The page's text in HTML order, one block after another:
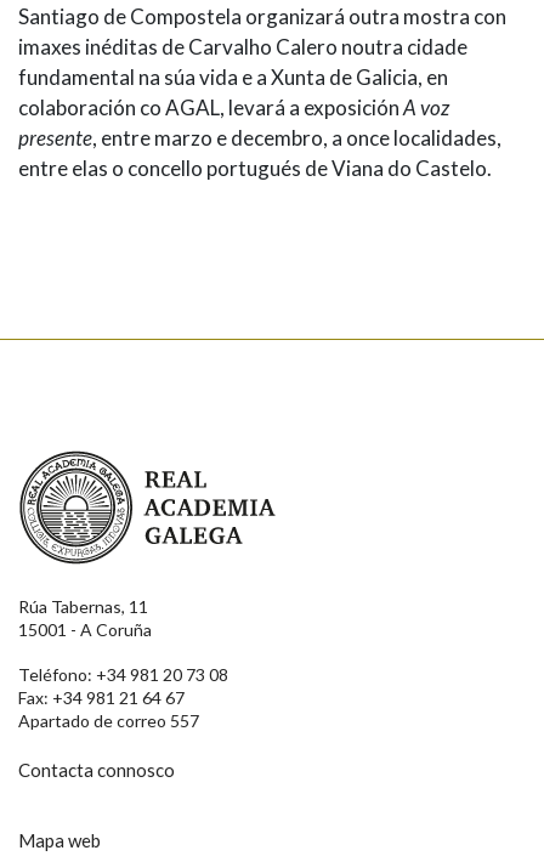
Santiago de Compostela organizará outra mostra con
imaxes inéditas de Carvalho Calero noutra cidade
fundamental na súa vida e a Xunta de Galicia, en
colaboración co AGAL, levará a exposiciónA voz
presente, entre marzo e decembro, a once localidades,
entre elas o concello portugués de Viana do Castelo.
Real Academia Galega
Rúa Tabernas, 11
15001 - A Coruña
Teléfono: +34 981 20 73 08
Fax: +34 981 21 64 67
Apartado de correo 557
Contacta connosco
Mapa web